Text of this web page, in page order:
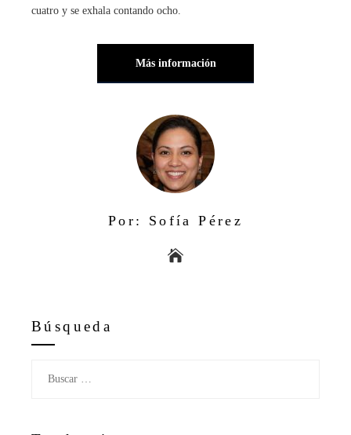
cuatro y se exhala contando ocho.
Más información
Por: Sofía Pérez
Búsqueda